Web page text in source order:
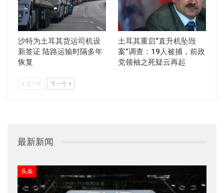
沙特为土耳其货运司机设
新签证 陆路运输时隔多年
恢复
土耳其重启“直升机坠毁
案”调查：19人被捕，前政
党领袖之死疑云再起
上一个 下一个
最新新闻
头条